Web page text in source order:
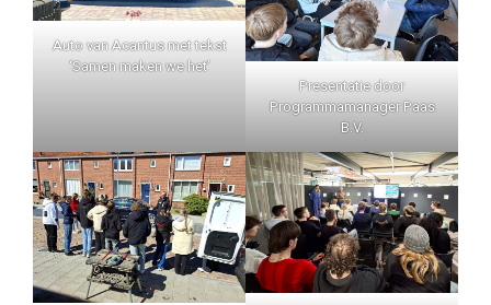
Auto van Acantus met tekst
‘Samen maken we het’
Presentatie door
Programmamanager Paas
B.V.